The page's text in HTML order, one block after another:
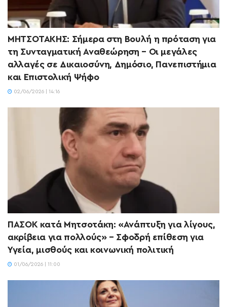
ΜΗΤΣΟΤΑΚΗΣ: Σήμερα στη Βουλή η πρόταση για
τη Συνταγματική Αναθεώρηση – Οι μεγάλες
αλλαγές σε Δικαιοσύνη, Δημόσιο, Πανεπιστήμια
και Επιστολική Ψήφο
02/06/2026 | 14:16
ΠΑΣΟΚ κατά Μητσοτάκη: «Ανάπτυξη για λίγους,
ακρίβεια για πολλούς» – Σφοδρή επίθεση για
Υγεία, μισθούς και κοινωνική πολιτική
01/06/2026 | 11:00